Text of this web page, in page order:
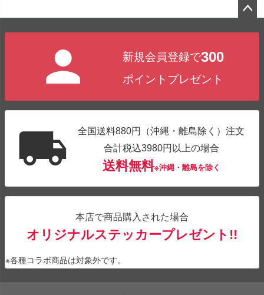
新規会員登録で300
ポイントプレゼント
全国送料880円（沖縄・離島除く）注文
合計税込3980円以上の場合
送料無料※沖縄・離島を除く
本店で商品購入された場合
オリジナルステッカープレゼント!!
※各種コラボ商品は対象外です。